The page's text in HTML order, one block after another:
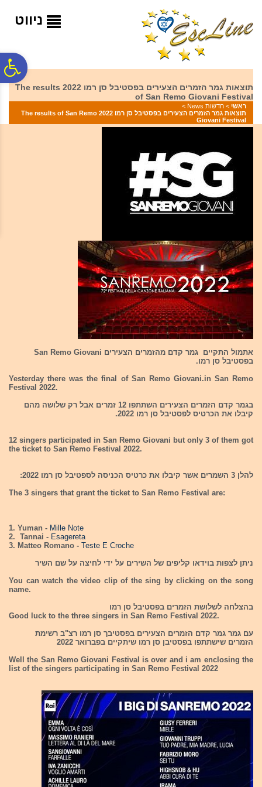
המרכזי
ניווט
תוצאות גמר הזמרים הצעירים בפסטיבל סן רמו 2022 The results
of San Remo Giovani Festival
ראשי > חדשות News
>
תוצאות גמר הזמרים הצעירים בפסטיבל סן רמו 2022 The results of San Remo
Giovani Festival
אתמול התקיים גמר קדם מהזמרים הצעירים San Remo Giovani
בפסטיבל סן רמו.
Yesterday there was the final of San Remo Giovani.in San Remo
Festival 2022.
בגמר קדם הזמרים הצעירים השתתפו 12 זמרים אבל רק שלושה מהם
קיבלו את הכרטיס לפסטיבל סן רמו 2022.
12 singers participated in San Remo Giovani but only 3 of them got
the ticket to San Remo Festival 2022.
להלן 3 השמרים אשר קיבלו את כרטיס הכניסה לספטיבל סן רמו 2022:
The 3 singers that grant the ticket to San Remo Festival are:
1. Yuman - Mille Note
2. Tannai - Esagereta
3. Matteo Romano - Teste E Croche
ניתן לצפות בוידאו קליפים של השירים על ידי לחיצה על שם השיר
You can watch the video clip of the sing by clicking on the song
name.
בהצלחה לשלושת הזמרים בפסטיבל סן רמו
Good luck to the three singers in San Remo Festival 2022.
עם גמר גמר קדם הזמרים הצעירים בפסטיבך סן רמו רצ"ב רשימת
הזמרים שישתתפו בפסטיבן סן רמו שיתקיים בפברואר 2022
Well the San Remo Giovani Festival is over and i am enclosing the
list of the singers participating in San Remo Festival 2022